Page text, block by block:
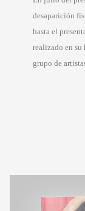
desaparición
hasta el
realizado en su
grupo de